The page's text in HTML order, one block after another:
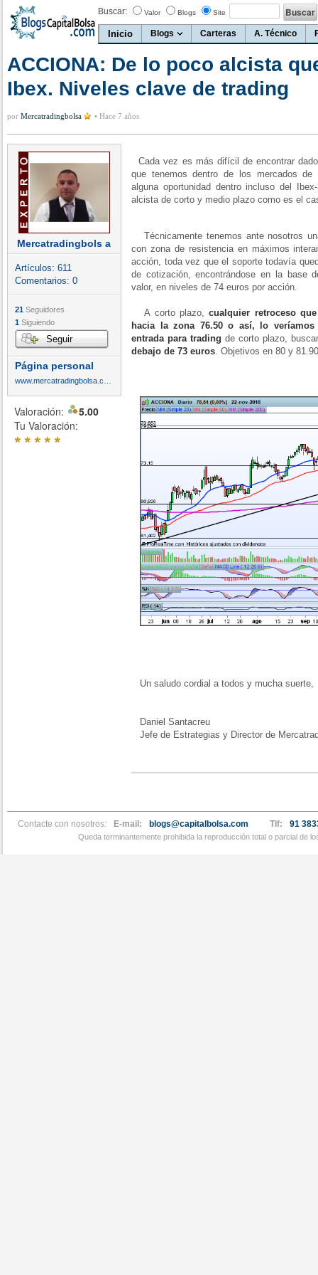
Buscar: Valor Blogs Site
Inicio Blogs Carteras A. Técnico
ACCIONA: De lo poco alcista
Ibex. Niveles clave de trading
por Mercatradingbolsa • Hace 7 años
Mercatradingbols a
Artículos: 611
Comentarios: 0
21 Seguidores
1 Siguiendo
Seguir
Página personal
Valoración:
5.00
Tu Valoración:
*****
Cada vez es más difícil de encontrar
que tenemos dentro de los mercados
alguna oportunidad dentro incluso del
alcista de corto y medio plazo como es el
Técnicamente tenemos ante nosotros
con zona de resistencia en máximos
acción, toda vez que el soporte todavía
de cotización, encontrándose en la base
valor, en niveles de 74 euros por acción.
A corto plazo,cualquier retroceso
hacia la zona 76.50 o así, lo
entrada para trading de corto plazo,
debajo de 73 euros. Objetivos en 80 y
Un saludo cordial a todos y mucha suerte,
Daniel Santacreu
Jefe de Estrategias y Director de
Contacte con nosotros: E-mail: blogs@capitalbolsa.com Tlf: 91
Queda terminantemente prohibida la reproducción total o parcial de